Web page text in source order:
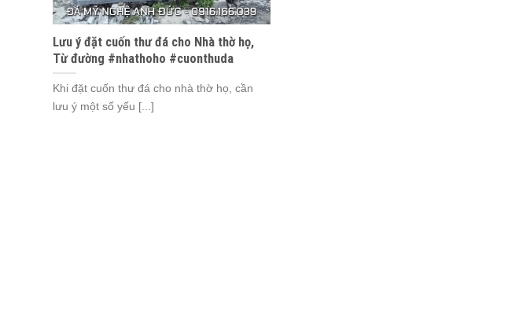
Lưu ý đặt cuốn thư đá cho Nhà thờ họ,
Từ đường #nhathoho #cuonthuda
Khi đặt cuốn thư đá cho nhà thờ họ, cần
lưu ý một số yếu [...]